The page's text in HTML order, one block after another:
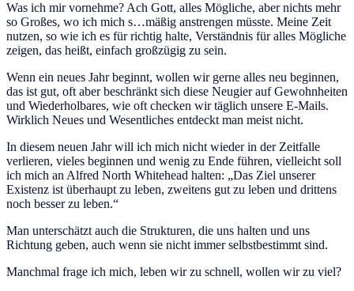
Was ich mir vornehme? Ach Gott, alles Mögliche, aber nichts mehr
so Großes, wo ich mich s…mäßig anstrengen müsste. Meine Zeit
nutzen, so wie ich es für richtig halte, Verständnis für alles Mögliche
zeigen, das heißt, einfach großzügig zu sein.
Wenn ein neues Jahr beginnt, wollen wir gerne alles neu beginnen,
das ist gut, oft aber beschränkt sich diese Neugier auf Gewohnheiten
und Wiederholbares, wie oft checken wir täglich unsere E-Mails.
Wirklich Neues und Wesentliches entdeckt man meist nicht.
In diesem neuen Jahr will ich mich nicht wieder in der Zeitfalle
verlieren, vieles beginnen und wenig zu Ende führen, vielleicht soll
ich mich an Alfred North Whitehead halten: „Das Ziel unserer
Existenz ist überhaupt zu leben, zweitens gut zu leben und drittens
noch besser zu leben.“
Man unterschätzt auch die Strukturen, die uns halten und uns
Richtung geben, auch wenn sie nicht immer selbstbestimmt sind.
Manchmal frage ich mich, leben wir zu schnell, wollen wir zu viel?